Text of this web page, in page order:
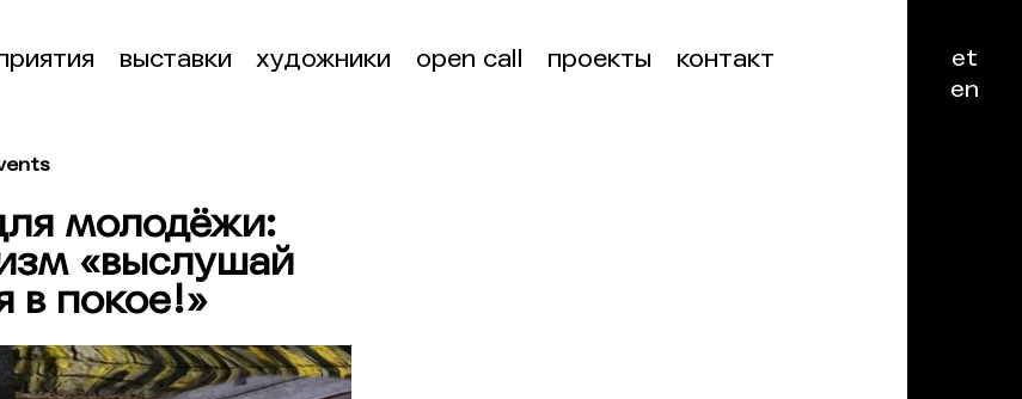
выставки художники open call проекты контакт
et
en
молодёжи:
«выслушай
в покое!»